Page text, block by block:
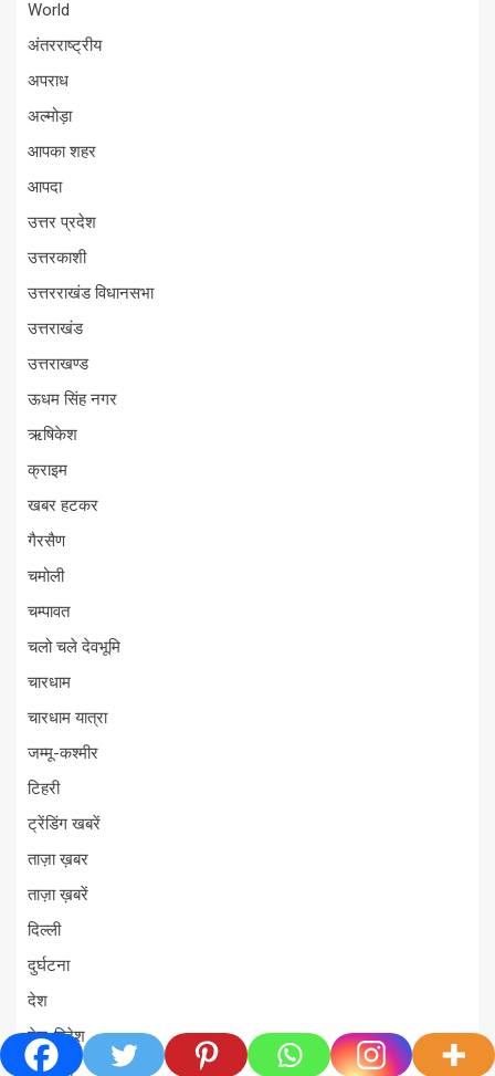
World
अंतरराष्ट्रीय
अपराध
अल्मोड़ा
आपका शहर
आपदा
उत्तर प्रदेश
उत्तरकाशी
उत्तरराखंड विधानसभा
उत्तराखंड
उत्तराखण्ड
ऊधम सिंह नगर
ऋषिकेश
क्राइम
खबर हटकर
गैरसैण
चमोली
चम्पावत
चलो चले देवभूमि
चारधाम
चारधाम यात्रा
जम्मू-कश्मीर
टिहरी
ट्रेंडिंग खबरें
ताज़ा ख़बर
ताज़ा ख़बरें
दिल्ली
दुर्घटना
देश
देश-विदेश
देहरादून